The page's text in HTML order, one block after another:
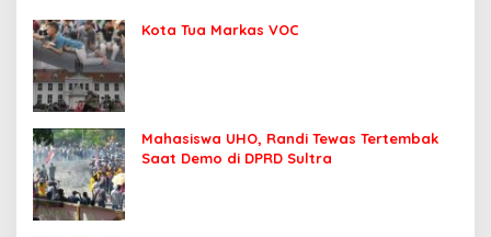
Kota Tua Markas VOC
Mahasiswa UHO, Randi Tewas Tertembak
Saat Demo di DPRD Sultra